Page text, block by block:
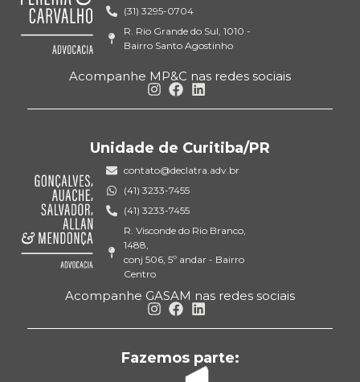
(31) 3295-0704
R. Rio Grande do Sul, 1010 -
Bairro Santo Agostinho
Acompanhe MP&C nas redes sociais
Unidade de Curitiba/PR
contato@declatra.adv.br
(41) 3233-7455
(41) 3233-7455
R. Visconde do Rio Branco,
1488,
conj 506, 5º andar - Bairro
Centro
Acompanhe GASAM nas redes sociais
Fazemos parte: